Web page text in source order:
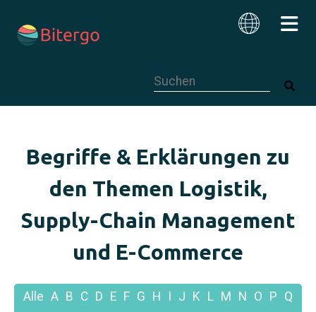
Begriffe & Erklärungen zu
den Themen Logistik,
Supply-Chain Management
und E-Commerce
Alle A B C D E F G H J K L M N O P Q